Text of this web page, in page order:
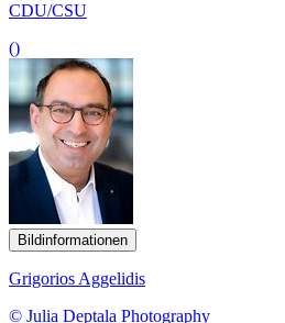
CDU/CSU
()
Bildinformationen
Grigorios Aggelidis
© Julia Deptala Photography